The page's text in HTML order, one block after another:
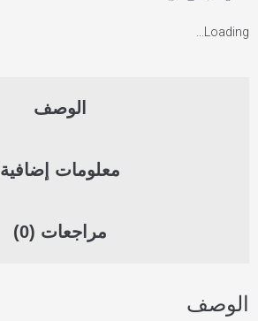
Loading...
الوصف
معلومات إضافية
مراجعات (0)
الوصف